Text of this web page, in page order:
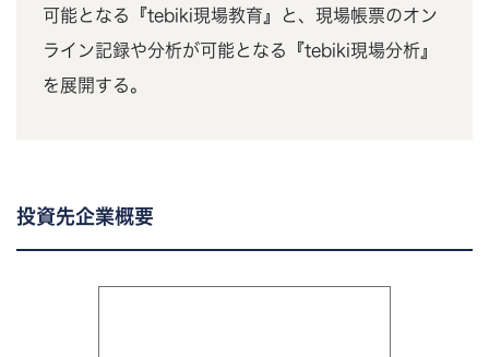
可能となる『tebiki現場教育』と、現場帳票のオン
ライン記録や分析が可能となる『tebiki現場分析』
を展開する。
投資先企業概要